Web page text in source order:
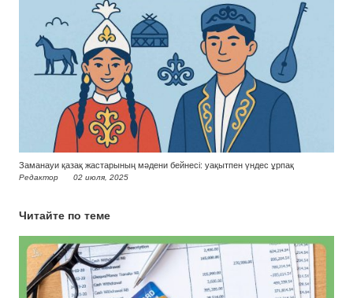
Заманауи қазақ жастарының мәдени бейнесі: уақытпен үндес ұрпақ
Редактор 02 июля, 2025
Читайте по теме